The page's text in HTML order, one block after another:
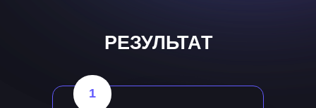
РЕЗУЛЬТАТ
1